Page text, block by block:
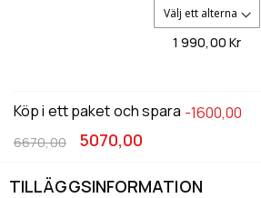
1 990,00 Kr
Köp i ett paket och spara -1600,00
5070,00
6670,00
TILLÄGGSINFORMATION